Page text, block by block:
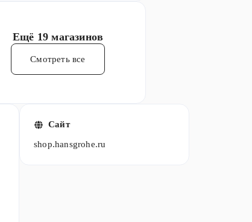
Ещё 19 магазинов
Смотреть все
Сайт
shop.hansgrohe.ru